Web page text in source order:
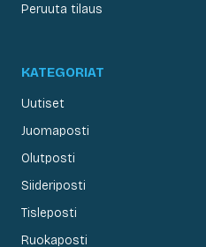
Peruuta tilaus
KATEGORIAT
Uutiset
Juomaposti
Olutposti
Siideriposti
Tisleposti
Ruokaposti